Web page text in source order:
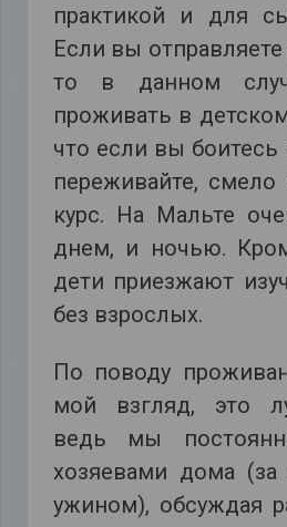
практикой и для
Если вы
то в данном
проживать в
что если вы боитесь
переживайте, смело
курс. На Мальте
днем, и ночью.
дети приезжают
без взрослых.
По поводу
мой взгляд, это
ведь мы
хозяевами дома (за
ужином), обсуждая